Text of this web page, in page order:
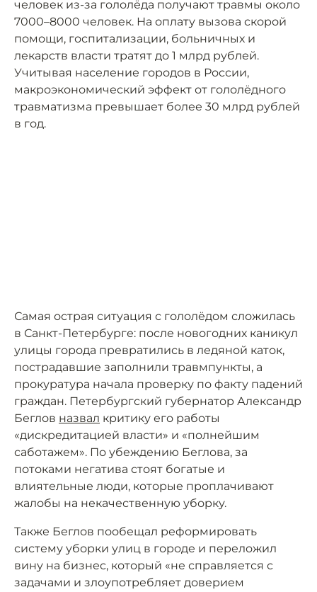
человек из-за гололёда получают травмы около
7000–8000 человек. На оплату вызова скорой
помощи, госпитализации, больничных и
лекарств власти тратят до 1 млрд рублей.
Учитывая население городов в России,
макроэкономический эффект от гололёдного
травматизма превышает более 30 млрд рублей
в год.
Самая острая ситуация с гололёдом сложилась
в Санкт-Петербурге: после новогодних каникул
улицы города превратились в ледяной каток,
пострадавшие заполнили травмпункты, а
прокуратура начала проверку по факту падений
граждан. Петербургский губернатор Александр
Беглов назвал критику его работы
«дискредитацией власти» и «полнейшим
саботажем». По убеждению Беглова, за
потоками негатива стоят богатые и
влиятельные люди, которые проплачивают
жалобы на некачественную уборку.
Также Беглов пообещал реформировать
систему уборки улиц в городе и переложил
вину на бизнес, который «не справляется с
задачами и злоупотребляет доверием